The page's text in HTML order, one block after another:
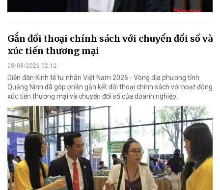
Gắn đối thoại chính sách với chuyển đổi số và
xúc tiến thương mại
08/08/2026 02:12
Diễn đàn Kinh tế tư nhân Việt Nam 2026 - Vòng địa phương tỉnh
Quảng Ninh đã góp phần gắn kết đối thoại chính sách với hoạt động
xúc tiến thương mại và chuyển đổi số của doanh nghiệp.